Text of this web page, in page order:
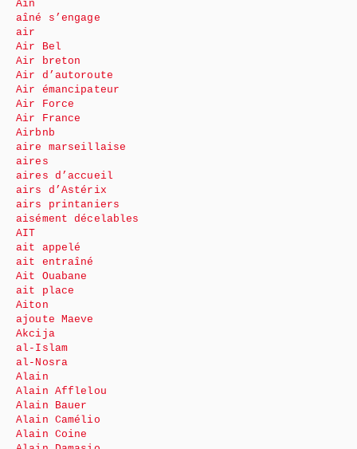
Ain
aîné s’engage
air
Air Bel
Air breton
Air d’autoroute
Air émancipateur
Air Force
Air France
Airbnb
aire marseillaise
aires
aires d’accueil
airs d’Astérix
airs printaniers
aisément décelables
AIT
ait appelé
ait entraîné
Ait Ouabane
ait place
Aiton
ajoute Maeve
Akcija
al-Islam
al-Nosra
Alain
Alain Afflelou
Alain Bauer
Alain Camélio
Alain Coine